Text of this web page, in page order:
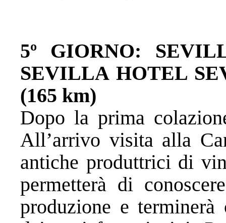
5º GIORNO:
SEVILLAHOTEL
(165 km)
Dopo la prima
All’arrivo visita alla
antiche produttrici di
permetterà di
produzione e